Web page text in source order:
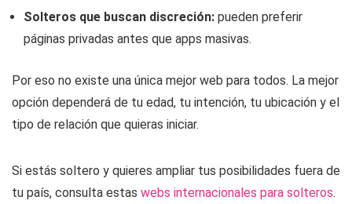
Solteros que buscan discreción: pueden preferir
páginas privadas antes que apps masivas.
Por eso no existe una única mejor web para todos. La mejor
opción dependerá de tu edad, tu intención, tu ubicación y el
tipo de relación que quieras iniciar.
Si estás soltero y quieres ampliar tus posibilidades fuera de
tu país, consulta estas webs internacionales para solteros.